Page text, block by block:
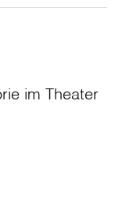
im Theater